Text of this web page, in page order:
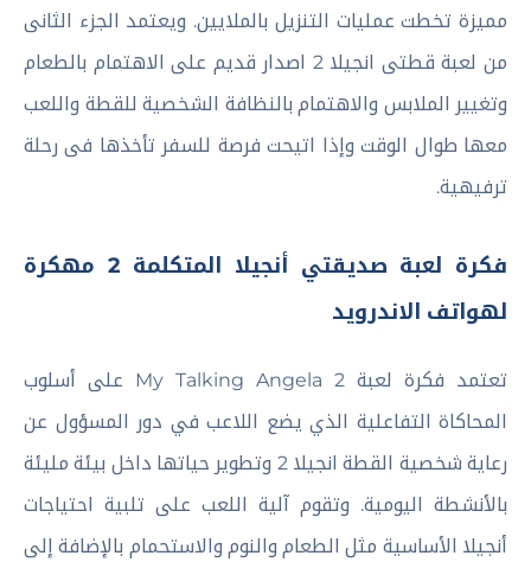
مميزة تخطت عمليات التنزيل بالملايين. ويعتمد الجزء الثانى
من لعبة قطتى انجيلا 2 اصدار قديم على الاهتمام بالطعام
وتغيير الملابس والاهتمام بالنظافة الشخصية للقطة واللعب
معها طوال الوقت وإذا اتيحت فرصة للسفر تأخذها فى رحلة
ترفيهية.
فكرة لعبة صديقتي أنجيلا المتكلمة 2 مهكرة
لهواتف الاندرويد
تعتمد فكرة لعبة My Talking Angela 2 على أسلوب
المحاكاة التفاعلية الذي يضع اللاعب في دور المسؤول عن
رعاية شخصية القطة انجيلا 2 وتطوير حياتها داخل بيئة مليئة
بالأنشطة اليومية. وتقوم آلية اللعب على تلبية احتياجات
أنجيلا الأساسية مثل الطعام والنوم والاستحمام بالإضافة إلى